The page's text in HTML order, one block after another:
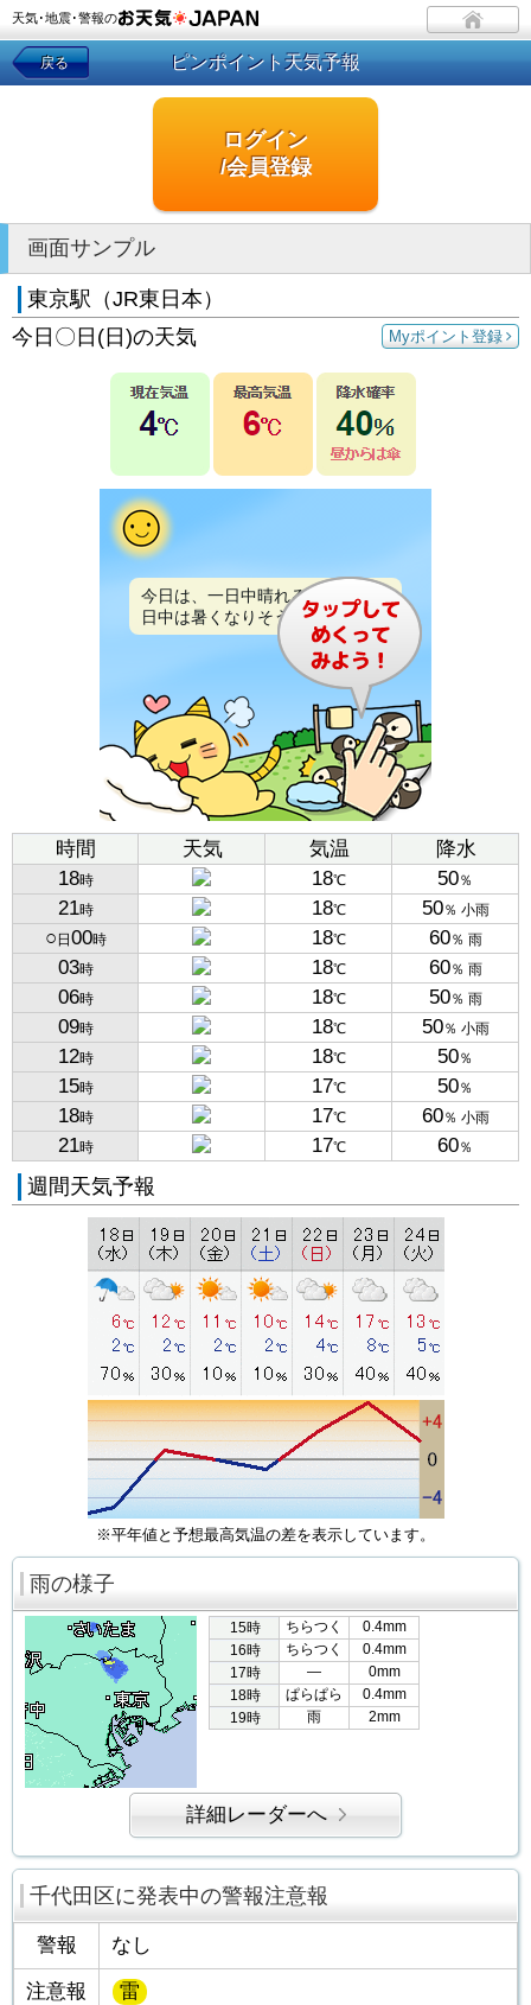
天気･地震･警報の
戻る ピンポイント天気予報
ログイン
/会員登録
画面サンプル
東京駅（JR東日本）
Myポイント登録
今日〇日(日)の天気
今日は、一日中晴れるでしょう。
日中は暑くなりそうです。
時間 天気 気温
降水
18時 18℃ 50％
21時 18℃ 50％ 小雨
○ 日 00時 18℃ 60％ 雨
03時 18℃ 60％ 雨
06時 18℃ 50％ 雨
09時 18℃ 50％ 小雨
12時 18℃ 50％
15時 17℃ 50％
18時 17℃ 60％ 小雨
21時 17℃ 60％
週間天気予報
※平年値と予想最高気温の差を表示しています。
雨の様子
15時 ちらつく
0.4mm
16時
ちらつく
0.4mm
17時
―
0mm
18時
ぱらぱら
0.4mm
19時
雨 2mm
詳細レーダーへ
千代田区に発表中の警報注意報
警報 なし
注意報 雷